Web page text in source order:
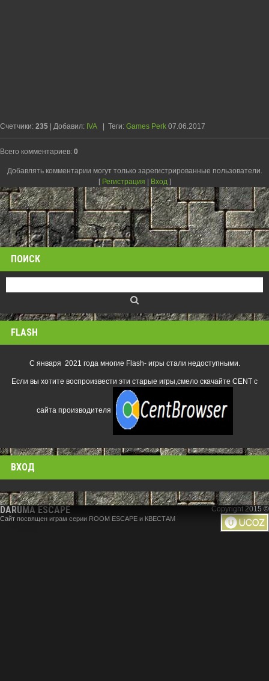
Счетчики: 235 Добавил: IVA Теги: Games Perk 07.06.2017
Всего комментариев: 0
Добавлять комментарии могут только зарегистрированные пользователи.
[ Регистрация Вход]
ПОИСК
FLASH
С января 2021 года многие Flash- игры стали недоступными.
Если вы хотите воспроизвести эти старые игры,смело скачайте CENT с
сайта производителя
ВХОД
DARUMA ESCAPE
Сайт посвящен играм серии ROOM ESCAPE и КВЕСТАМ
Copyright 2015 ©